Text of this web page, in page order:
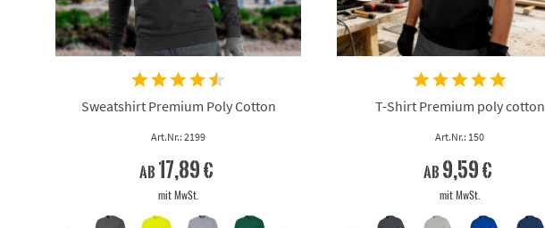
Sweatshirt Premium Poly Cotton
Art.Nr.: 2199
ab 17,89 €
mit MwSt.
T-Shirt Premium poly cotton
Art.Nr.: 150
ab 9,59 €
mit MwSt.